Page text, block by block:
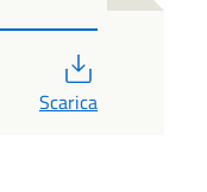
Scarica